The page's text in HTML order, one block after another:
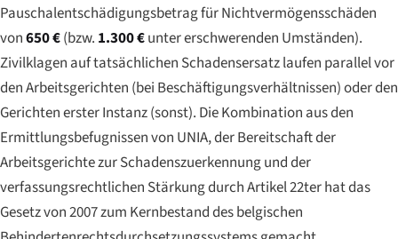
Pauschalentschädigungsbetrag für Nichtvermögensschäden
von650 €(bzw. 1.300 €unter erschwerenden Umständen).
Zivilklagen auf tatsächlichen Schadensersatz laufen parallel vor
den Arbeitsgerichten (bei Beschäftigungsverhältnissen) oder den
Gerichten erster Instanz (sonst). Die Kombination aus den
Ermittlungsbefugnissen von UNIA, der Bereitschaft der
Arbeitsgerichte zur Schadenszuerkennung und der
verfassungsrechtlichen Stärkung durch Artikel 22ter hat das
Gesetz von 2007 zum Kernbestand des belgischen